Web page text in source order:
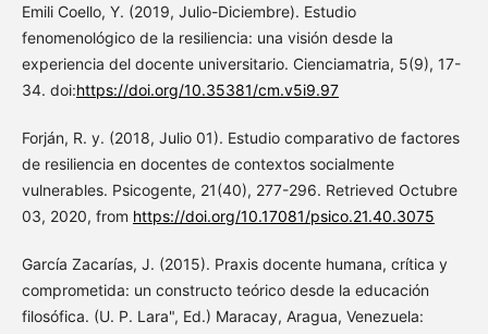
Emili Coello, Y. (2019, Julio-Diciembre). Estudio
fenomenológico de la resiliencia: una visión desde la
experiencia del docente universitario. Cienciamatria, 5(9), 17-
34. doi:https://doi.org/10.35381/cm.v5i9.97
Forján, R. y. (2018, Julio 01). Estudio comparativo de factores
de resiliencia en docentes de contextos socialmente
vulnerables. Psicogente, 21(40), 277-296. Retrieved Octubre
03, 2020, from https://doi.org/10.17081/psico.21.40.3075
García Zacarías, J. (2015). Praxis docente humana, crítica y
comprometida: un constructo teórico desde la educación
filosófica. (U. P. Lara", Ed.) Maracay, Aragua, Venezuela: